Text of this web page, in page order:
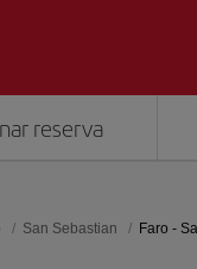
reserva
San Sebastian Faro -